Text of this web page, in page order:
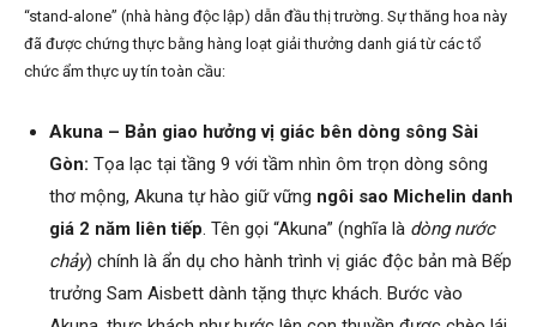
“stand-alone” (nhà hàng độc lập) dẫn đầu thị trường. Sự thăng hoa này
đã được chứng thực bằng hàng loạt giải thưởng danh giá từ các tổ
chức ẩm thực uy tín toàn cầu:
Akuna – Bản giao hưởng vị giác bên dòng sông Sài
Gòn: Tọa lạc tại tầng 9 với tầm nhìn ôm trọn dòng sông
thơ mộng, Akuna tự hào giữ vững ngôi sao Michelin danh
giá 2 năm liên tiếp. Tên gọi “Akuna” (nghĩa là dòng nước
chảy) chính là ẩn dụ cho hành trình vị giác độc bản mà Bếp
trưởng Sam Aisbett dành tặng thực khách. Bước vào